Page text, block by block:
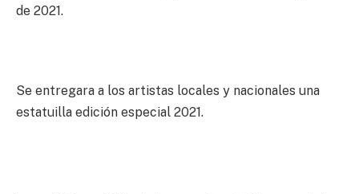
de 2021.
Se entregara a los artistas locales y nacionales una
estatuilla edición especial 2021.